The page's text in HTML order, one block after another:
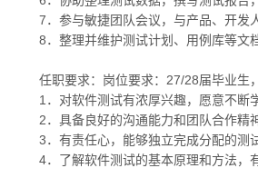
7．参与敏捷团队会议，与产品、开发
8．整理并维护测试计划、用例库等文
任职要求：岗位要求：27/28届毕业生
1．对软件测试有浓厚兴趣，愿意不断
2．具备良好的沟通能力和团队合作精
3．有责任心，能够独立完成分配的测
4．了解软件测试的基本原理和方法，